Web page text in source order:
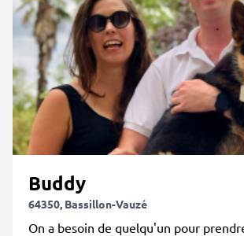
Buddy
64350, Bassillon-Vauzé
On a besoin de quelqu'un pour